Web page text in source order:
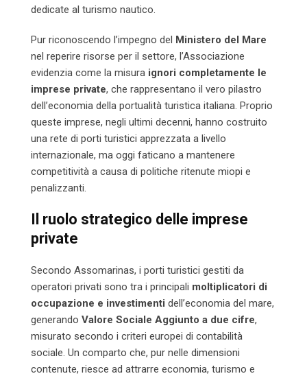
dedicate al turismo nautico.
Pur riconoscendo l’impegno del Ministero del Mare
nel reperire risorse per il settore, l’Associazione
evidenzia come la misura ignori completamente le
imprese private, che rappresentano il vero pilastro
dell’economia della portualità turistica italiana. Proprio
queste imprese, negli ultimi decenni, hanno costruito
una rete di porti turistici apprezzata a livello
internazionale, ma oggi faticano a mantenere
competitività a causa di politiche ritenute miopi e
penalizzanti.
Il ruolo strategico delle imprese
private
Secondo Assomarinas, i porti turistici gestiti da
operatori privati sono tra i principali moltiplicatori di
occupazione e investimenti dell’economia del mare,
generando Valore Sociale Aggiunto a due cifre,
misurato secondo i criteri europei di contabilità
sociale. Un comparto che, pur nelle dimensioni
contenute, riesce ad attrarre economia, turismo e